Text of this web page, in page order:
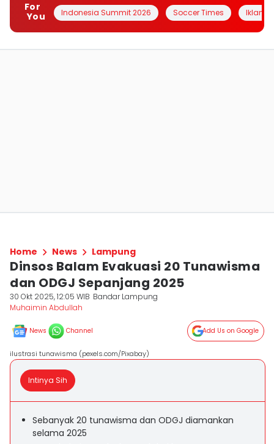
For
You
Indonesia Summit 2026 Soccer Times Iklanin
Home News Lampung
Dinsos Balam Evakuasi 20 Tunawisma
dan ODGJ Sepanjang 2025
30 Okt 2025, 12:05 WIB Bandar Lampung
Muhaimin Abdullah
News Channel Add Us on Google
ilustrasi tunawisma (pexels.com/Pixabay)
Intinya Sih
Sebanyak 20 tunawisma dan ODGJ diamankan
selama 2025